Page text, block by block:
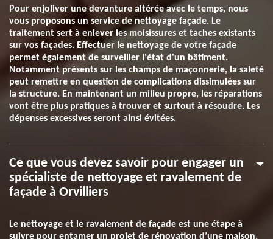
Pour enjoliver une devanture altérée avec le temps, nous
vous proposons un service de nettoyage façade. Le
traitement sert à enlever les moisissures et taches existants
sur vos façades. Effectuer le nettoyage de votre façade
permet également de surveiller l'état d'un bâtiment.
Notamment présents sur les champs de maçonnerie, la saleté
peut remettre en question de complications dissimulées sur
la structure. En maintenant un milieu propre, les réparations
vont être plus pratiques à trouver et surtout à résoudre. Les
dépenses excessives seront ainsi évitées.
Ce que vous devez savoir pour engager un
spécialiste de nettoyage et ravalement de
façade à Orvilliers
Le nettoyage et le ravalement de façade est une étape à
suivre pour entamer un projet de rénovation d’une maison.